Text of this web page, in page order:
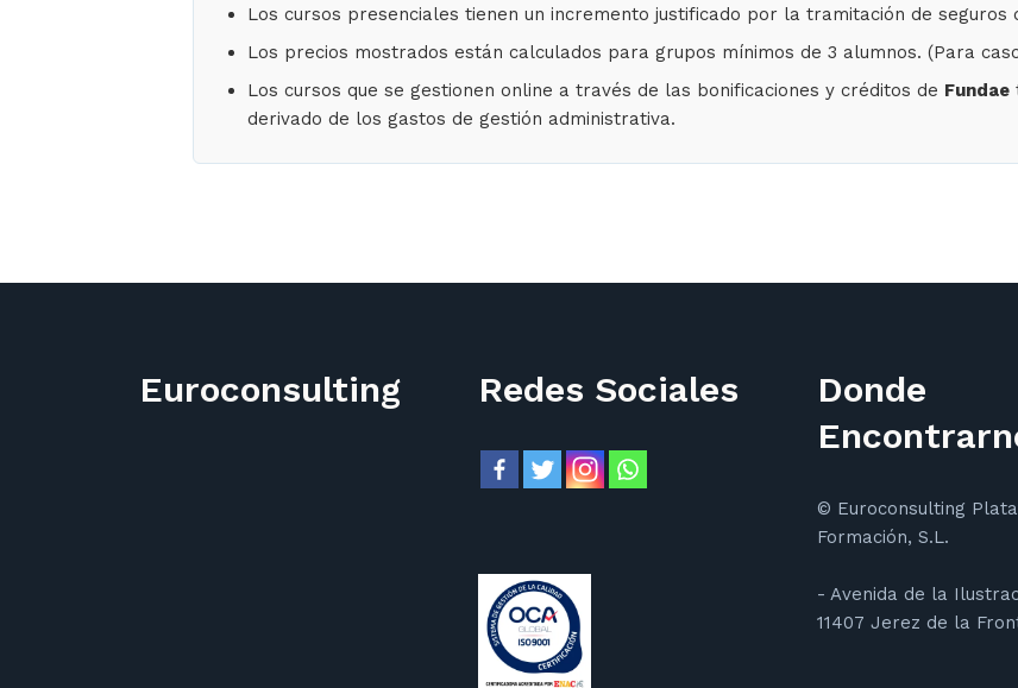
Los cursos presenciales tienen un incremento justificado por la tramitación de seguros
Los precios mostrados están calculados para grupos mínimos de 3 alumnos. (Para
Los cursos que se gestionen online a través de las bonificaciones y créditos de Fundae
derivado de los gastos de gestión administrativa.
Euroconsulting Redes Sociales
Donde
© Euroconsulting
Formación, S.L.
- Avenida de la
11407 Jerez de la